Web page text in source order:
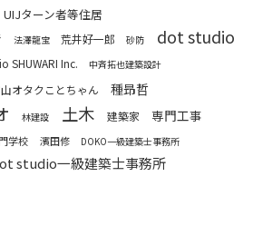
ターン者等住居
法澤龍宝 荒井好一郎 砂防 dot studio
SHUWARI Inc. 中斉拓也建築設計
オタクことちゃん 種昻哲
林建設 土木 建築家 専門工事
学校 濱田修 DOKO一級建築士事務所
studio一級建築士事務所